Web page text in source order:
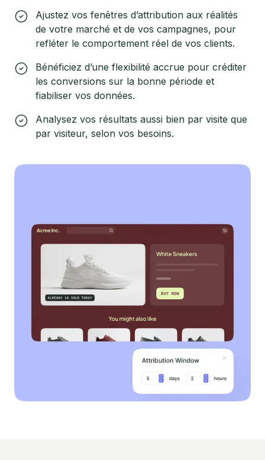
Ajustez vos fenêtres d’attribution aux réalités
de votre marché et de vos campagnes, pour
refléter le comportement réel de vos clients.
Bénéficiez d’une flexibilité accrue pour créditer
les conversions sur la bonne période et
fiabiliser vos données.
Analysez vos résultats aussi bien par visite que
par visiteur, selon vos besoins.